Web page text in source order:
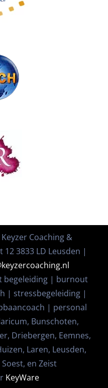
Coaching &
3833 LD Leusden |
begeleiding | burnout
| stressbegeleiding |
| personal
Bunschoten,
Driebergen, Eemnes,
Laren, Leusden,
en Zeist
KeyWare